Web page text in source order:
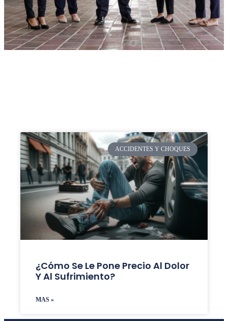
ACCIDENTES Y CHOQUES
¿Cómo Se Le Pone Precio Al Dolor
Y Al Sufrimiento?
MAS »